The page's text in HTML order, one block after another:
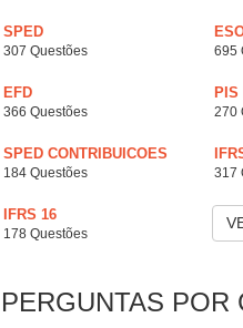
SPED
307 Questões 695
EFD
366 Questões
PIS
270
SPED CONTRIBUICOES
184 Questões 317
IFRS 16
178 Questões
PERGUNTAS POR